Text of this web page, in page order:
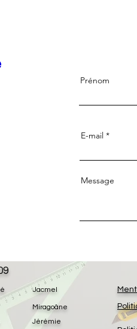
Prénom
E-mail
Message
Jacmel
Jérémie
Miragoâne